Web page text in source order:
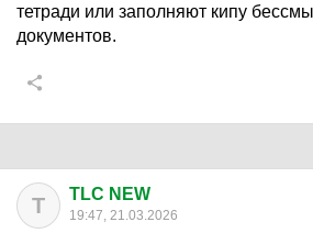
тетради или заполняют кипу
документов.
T TLC NEW
19:47, 21.03.2026